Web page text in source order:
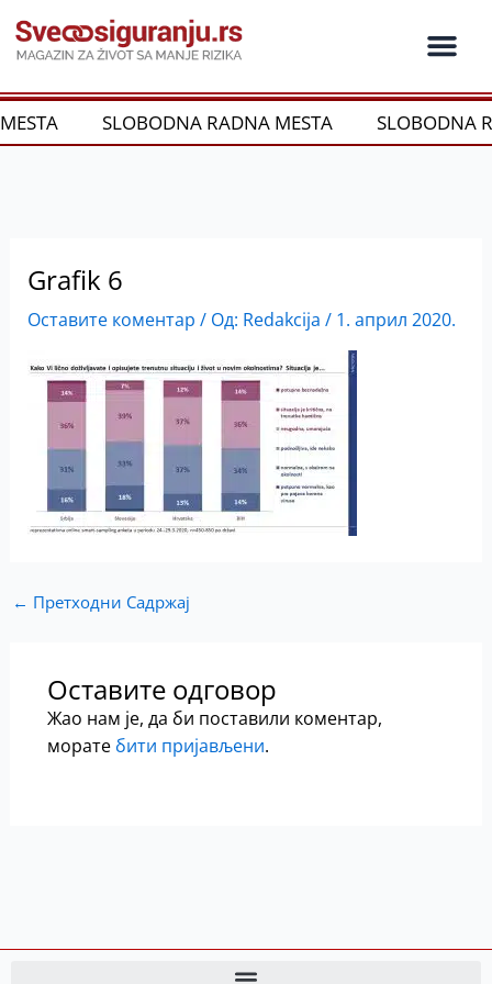
на
садржај
SLOBODNA RADNA MESTA SLOBODNA
Grafik 6
Оставите коментар / Од: Redakcija / 1. април 2020.
← Претходни Садржај
Оставите одговор
Жао нам је, да би поставили коментар,
морате бити пријављени.